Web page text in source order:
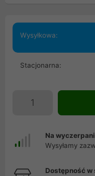
Wysyłkowa:
Stacjonarna:
Na
Wysyłamy
Dostępność w